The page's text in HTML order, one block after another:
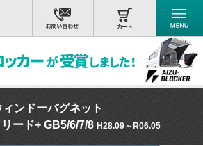
ィンドーバグネット
ード+ GB5/6/7/8 H28.09～R06.05